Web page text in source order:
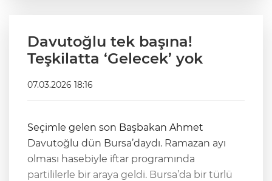
Davutoğlu tek başına!
Teşkilatta ‘Gelecek’ yok
07.03.2026 18:16
Seçimle gelen son Başbakan Ahmet
Davutoğlu dün Bursa’daydı. Ramazan ayı
olması hasebiyle iftar programında
partililerle bir araya geldi. Bursa’da bir türlü